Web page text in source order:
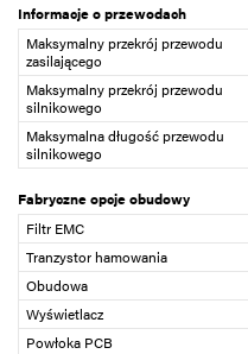
Informacje o przewodach
Maksymalny przekrój przewodu
zasilającego
Maksymalny przekrój przewodu
silnikowego
Maksymalna długość przewodu
silnikowego
Fabryczne opcje obudowy
Filtr EMC
Tranzystor hamowania
Obudowa
Wyświetlacz
Powłoka PCB